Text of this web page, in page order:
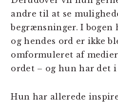
andre til at se
begrænsninger. I bogen
og hendes ord er ikke
omformuleret af
ordet – og hun har det i
Hun har allerede